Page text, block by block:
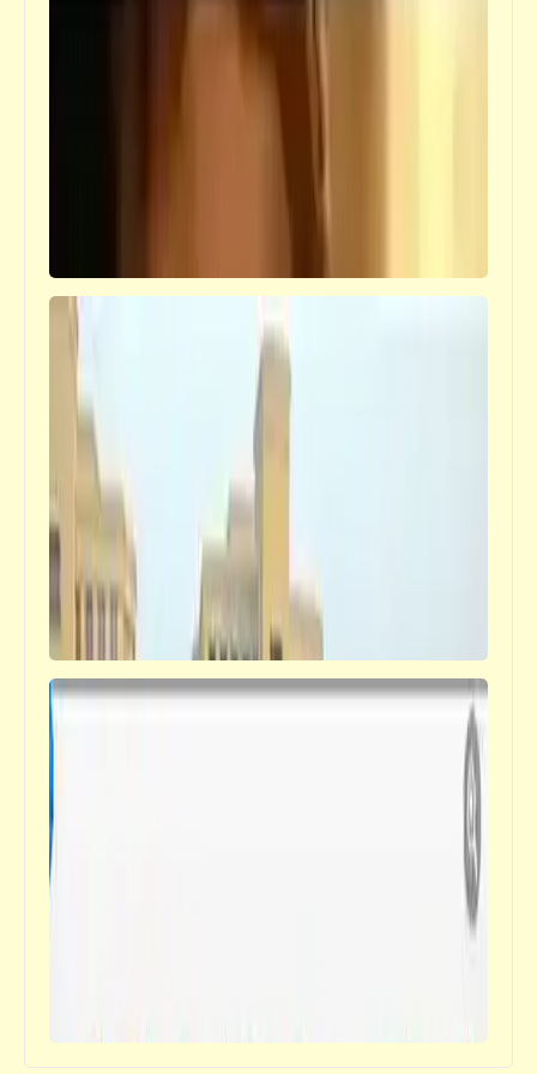
أحلى بلد بلدي | محسن الخياط
جلسة تعليم فن مقامات التلاوة بين أحمد